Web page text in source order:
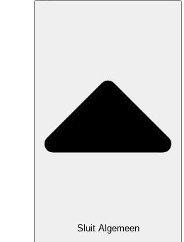
Sluit Algemeen